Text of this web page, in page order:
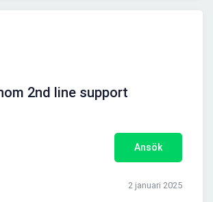
2nd line support
Ansök
2 januari 2025